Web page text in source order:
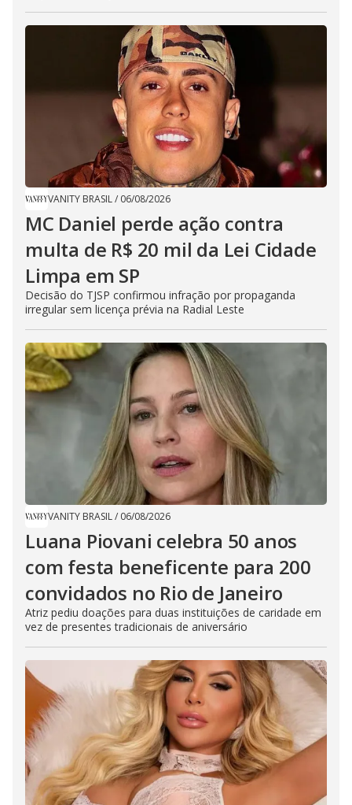
VANITY BRASIL/ 06/08/2026
MC Daniel perde ação contra
multa de R$ 20 mil da Lei Cidade
Limpa em SP
Decisão do TJSP confirmou infração por propaganda
irregular sem licença prévia na Radial Leste
VANITY BRASIL/ 06/08/2026
Luana Piovani celebra 50 anos
com festa beneficente para 200
convidados no Rio de Janeiro
Atriz pediu doações para duas instituições de caridade em
vez de presentes tradicionais de aniversário